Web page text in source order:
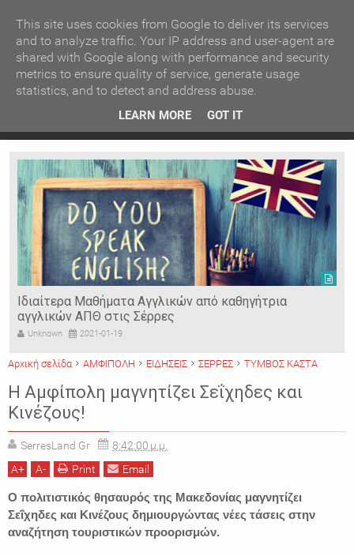
Ιερόσυλοι έκλεψαν τάματα από Ιερό Ναό στις Σέρρες
Ιδιαίτερα Μαθήματα Αγγλικών από καθηγήτρια
αγγλικών ΑΠΘ στις Σέρρες
Unknown 2021-01-19
Αρχική σελίδα ΑΜΦΙΠΟΛΗ ΕΙΔΗΣΕΙΣ ΣΕΡΡΕΣ ΤΥΜΒΟΣ ΚΑΣΤΑ
H Αμφίπολη μαγνητίζει Σεΐχηδες και
Κινέζους!
SerresLand Gr
8:42:00 μ.μ.
A+ A- Print Email
Ο πολιτιστικός θησαυρός της Μακεδονίας μαγνητίζει
Σεΐχηδες και Κινέζους δημιουργώντας νέες τάσεις στην
αναζήτηση τουριστικών προορισμών.
ΚΕΝΤΡΙΚΗ ΑΝΑ ΚΑΤΗΓΟΡΙΑ
ΕΙΔΗΣΕΙΣ ΑΝΑ ΠΕΡΙΟΧΗ
ΠΡΟΣΦΑΤΑ ΝΕΑ
Ν. ΣΕΡΡΩΝ Η ΓΗ ΜΑΣ
ΤΥΧΑΙΕΣ ΑΝΑΡΤΗΣΕΙΣ/ΑΡΘΡΑ
Serres Racing Circuit
Panserraikos FC
Ikaroi B.C.
This site uses cookies from Google to deliver its services
and to analyze traffic. Your IP address and user-agent are
shared with Google along with performance and security
metrics to ensure quality of service, generate usage
statistics, and to detect and address abuse.
LEARN MORE GOT IT